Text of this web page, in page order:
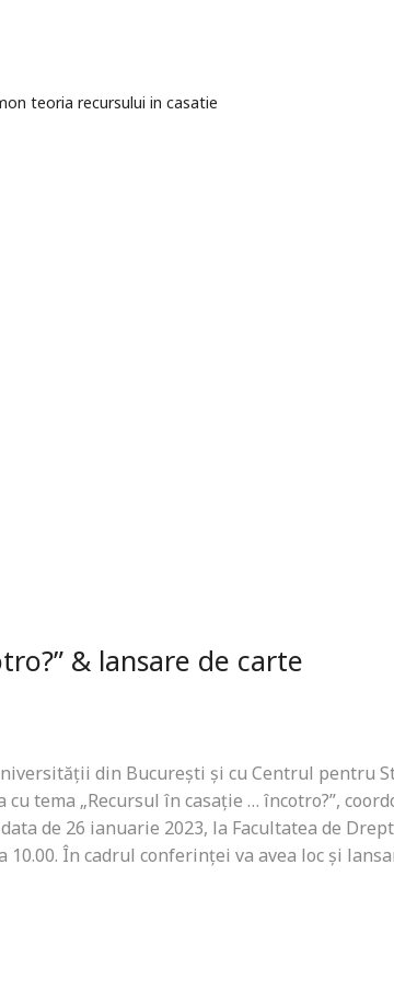
& lansare de carte
din București și cu Centrul pentru
tema „Recursul în casație … încotro?”,
de 26 ianuarie 2023, la Facultatea de
În cadrul conferinței va avea loc și